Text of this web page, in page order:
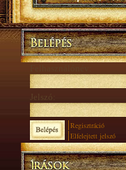
Jelszó:
Regisztráció
Elfelejtett jelszó